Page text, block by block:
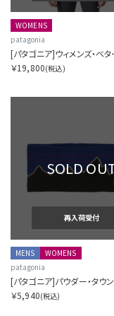
WOMENS
patagonia
￥19,800(税込)
SOLD
再入荷受付
MENS
WOMENS
patagonia
￥5,940(税込)